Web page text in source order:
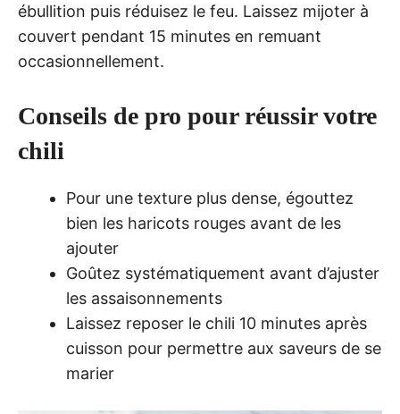
ébullition puis réduisez le feu. Laissez mijoter à
couvert pendant 15 minutes en remuant
occasionnellement.
Conseils de pro pour réussir votre
chili
Pour une texture plus dense, égouttez
bien les haricots rouges avant de les
ajouter
Goûtez systématiquement avant d’ajuster
les assaisonnements
Laissez reposer le chili 10 minutes après
cuisson pour permettre aux saveurs de se
marier